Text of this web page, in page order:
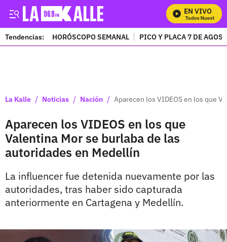
EN VIVO
Mira Todos Nuestros
Tendencias: HORÓSCOPO SEMANAL PICO Y PLACA 7 DE
La Kalle / Noticias / Nación / Aparecen los VIDEOS en los que
Aparecen los VIDEOS en los que
Valentina Mor se burlaba de las
autoridades en Medellín
La influencer fue detenida nuevamente por las
autoridades, tras haber sido capturada
anteriormente en Cartagena y Medellín.